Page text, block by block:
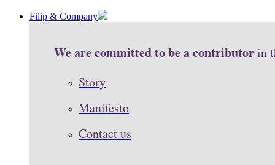
Filip & Company
We are committed to be a contributorin
Story
Manifesto
Contact us